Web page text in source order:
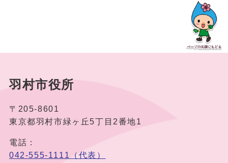
羽村市役所
〒205-8601
東京都羽村市緑ヶ丘5丁目2番地1
電話：
042-555-1111（代表）